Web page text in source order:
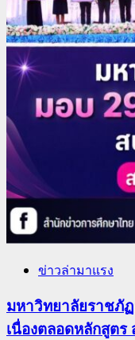
ข่าวล่ามาแรง
มหาวิทยาลัยราชภั
เนื่องตลอดหลักสูต